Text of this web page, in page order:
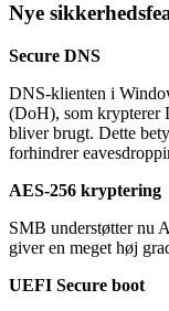
Nye
Secure DNS
DNS-klienten i
(DoH), som krypterer
bliver brugt. Dette
forhindrer
AES-256 kryptering
SMB understøtter nu
giver en meget høj
UEFI Secure boot